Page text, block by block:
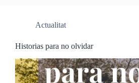
Actualitat
Historias para no olvidar